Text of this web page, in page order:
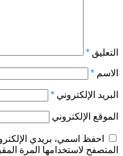
التعليق *
الاسم *
البريد الإلكتروني *
الموقع الإلكتروني
احفظ اسمي، بريدي
المتصفح لاستخدامها المرة